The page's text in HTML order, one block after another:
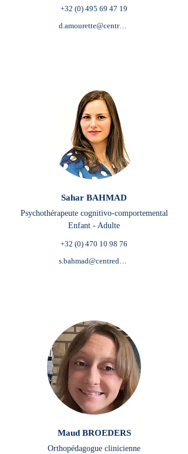
+32 (0) 495 69 47 19
d.amourette@centredepsychologieetdemieuxetre.be
Sahar BAHMAD
Psychothérapeute cognitivo-comportemental
Enfant - Adulte
+32 (0) 470 10 98 76
s.bahmad@centredepsychologieetdemieuxetre.be
Maud BROEDERS
Orthopédagogue clinicienne